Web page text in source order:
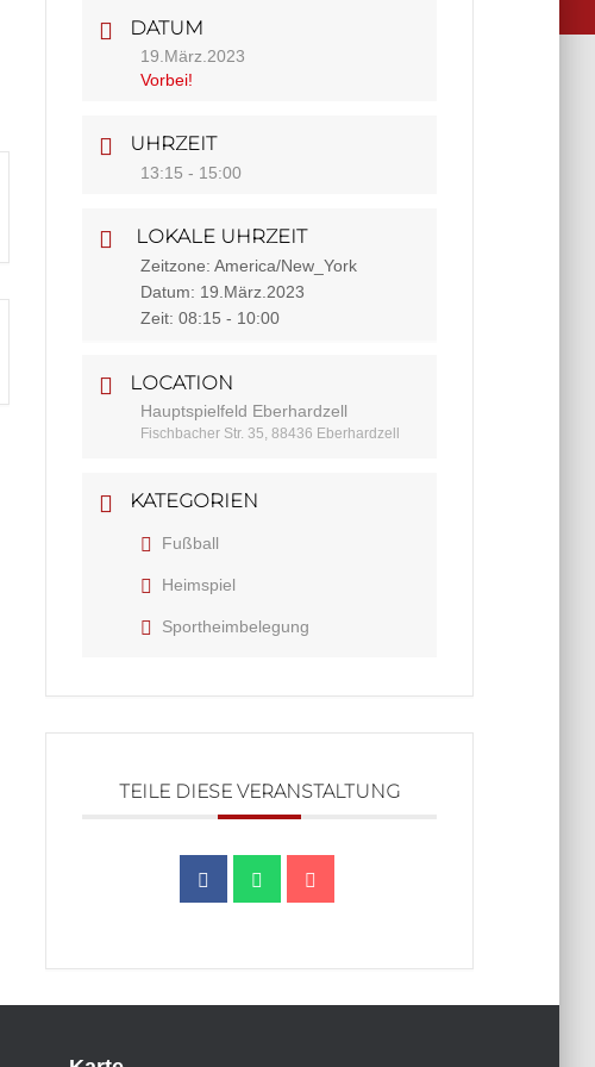
DATUM
19.März.2023
Vorbei!
UHRZEIT
13:15 - 15:00
LOKALE UHRZEIT
Zeitzone: America/New_York
Datum: 19.März.2023
Zeit: 08:15 - 10:00
LOCATION
Hauptspielfeld Eberhardzell
Fischbacher Str. 35, 88436 Eberhardzell
KATEGORIEN
Fußball
Heimspiel
Sportheimbelegung
TEILE DIESE VERANSTALTUNG